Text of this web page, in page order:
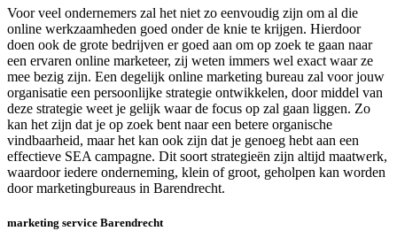
Voor veel ondernemers zal het niet zo eenvoudig zijn om al die
online werkzaamheden goed onder de knie te krijgen. Hierdoor
doen ook de grote bedrijven er goed aan om op zoek te gaan naar
een ervaren online marketeer, zij weten immers wel exact waar ze
mee bezig zijn. Een degelijk online marketing bureau zal voor jouw
organisatie een persoonlijke strategie ontwikkelen, door middel van
deze strategie weet je gelijk waar de focus op zal gaan liggen. Zo
kan het zijn dat je op zoek bent naar een betere organische
vindbaarheid, maar het kan ook zijn dat je genoeg hebt aan een
effectieve SEA campagne. Dit soort strategieën zijn altijd maatwerk,
waardoor iedere onderneming, klein of groot, geholpen kan worden
door marketingbureaus in Barendrecht.
marketing service Barendrecht